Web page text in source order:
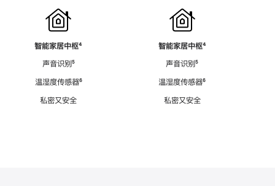
智能家居中枢脚
⁴
声音识别脚
⁵
温湿度传感器脚
⁶
私密又安全
智能家居中枢脚
⁴
声音识别脚
⁵
温湿度传感器脚
⁶
私密又安全